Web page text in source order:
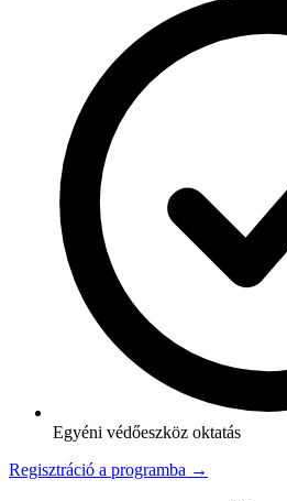
Egyéni védőeszköz oktatás
Regisztráció a programba →